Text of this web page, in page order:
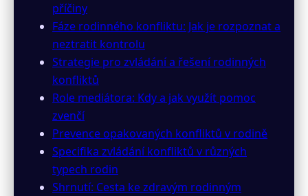
příčiny
Fáze rodinného konfliktu: Jak je rozpoznat a
neztratit kontrolu
Strategie pro zvládání a řešení rodinných
konfliktů
Role mediátora: Kdy a jak využít pomoc
zvenčí
Prevence opakovaných konfliktů v rodině
Specifika zvládání konfliktů v různých
typech rodin
Shrnutí: Cesta ke zdravým rodinným